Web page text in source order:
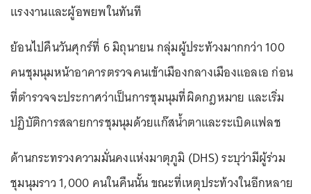
แรงงานและผู้อพยพในทันที
ย้อนไปคืนวันศุกร์ที่ 6 มิถุนายน กลุ่มผู้ประท้วงมากกว่า 100
คนชุมนุมหน้าอาคารตรวจคนเข้าเมืองกลางเมืองแอลเอ ก่อน
ที่ตำรวจจะประกาศว่าเป็นการชุมนุมที่ผิดกฎหมาย และเริ่ม
ปฏิบัติการสลายการชุมนุมด้วยแก๊สน้ำตาและระเบิดแฟลช
ด้านกระทรวงความมั่นคงแห่งมาตุภูมิ (DHS) ระบุว่ามีผู้ร่วม
ชุมนุมราว 1,000 คนในคืนนั้น ขณะที่เหตุประท้วงในอีกหลาย